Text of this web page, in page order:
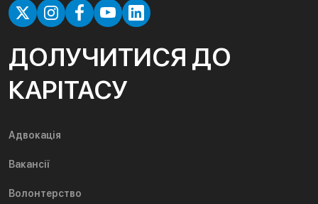
ДОЛУЧИТИСЯ ДО
КАРІТАСУ
Адвокація
Вакансії
Волонтерство